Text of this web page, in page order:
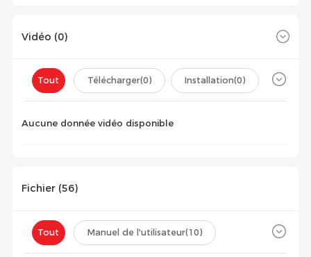
Vidéo (0)
Tout Télécharger(0) Installation(0)
Aucune donnée vidéo disponible
Fichier (56)
Tout Manuel de l'utilisateur(10)